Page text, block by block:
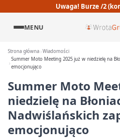
Uwaga! Burze /2
MENU
Strona główna Wiadomości
Summer Moto Meeting 2025 już w niedzielę na
emocjonująco
Summer Moto
niedzielę na
Nadwiślańskich
emocjonująco